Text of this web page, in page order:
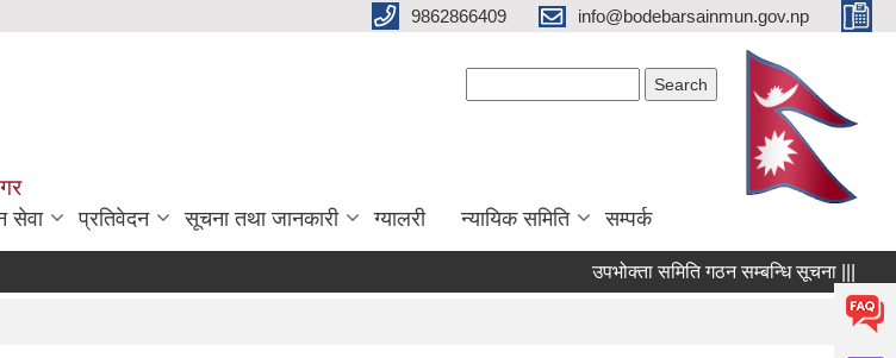
9862866409 info@bodebarsainmun.gov.np
सेवा प्रतिवेदन सूचना तथा जानकारी ग्यालरी न्यायिक समिति सम्पर्क
उपभोक्ता समिति गठन सम्बन्धि सूचना |||
« first